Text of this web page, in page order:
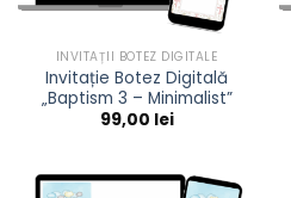
INVITAȚII BOTEZ DIGITALE
Invitație Botez Digitală
„Baptism 3 – Minimalist”
99,00 lei